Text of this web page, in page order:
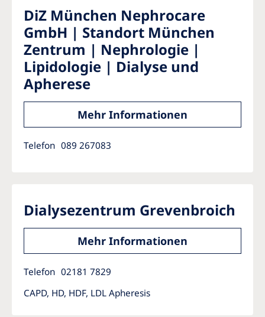
NephroCare International
Global Website
DiZ München Nephrocare
GmbH | Standort München
Zentrum | Nephrologie |
Lipidologie | Dialyse und
Apherese
Mehr Informationen
Telefon 089 267083
Dialysezentrum Grevenbroich
Mehr Informationen
Telefon 02181 7829
CAPD, HD, HDF, LDL Apheresis